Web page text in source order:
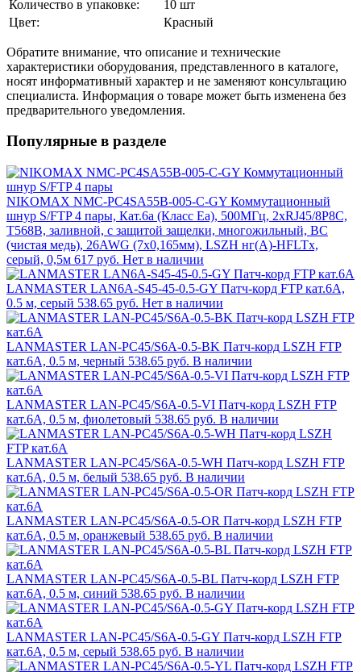
Количество в упаковке:
10 шт
Цвет:
Красный
Обратите внимание, что описание и технические
характеристики оборудования, представленного в каталоге,
носят информативный характер и не заменяют консультацию
специалиста. Информация о товаре может быть изменена без
предварительного уведомления.
Популярные в разделе
NIKOMAX NMC-PC4SA55B-005-C-GY Коммутационный
шнур S/FTP 4 пары, Кат.6a (Класс Ea), 500МГц, 2хRJ45/8P8C,
T568B, заливной, с защитой защелки, многожильный, BC
(чистая медь), 26AWG (7х0,165мм), LSZH нг(А)-HFLTx,
серый, 0,5м 617 руб. Нет в наличии
LANMASTER LAN6A-S45-45-0.5-GY Патч-корд FTP кат.6A,
0.5 м, серый 538.65 руб. Нет в наличии
LANMASTER LAN-PC45/S6A-0.5-BK Патч-корд LSZH FTP
кат.6A, 0.5 м, черный 538.65 руб. В наличии
LANMASTER LAN-PC45/S6A-0.5-VI Патч-корд LSZH FTP
кат.6A, 0.5 м, фиолетовый 538.65 руб. В наличии
LANMASTER LAN-PC45/S6A-0.5-WH Патч-корд LSZH FTP
кат.6A, 0.5 м, белый 538.65 руб. В наличии
LANMASTER LAN-PC45/S6A-0.5-OR Патч-корд LSZH FTP
кат.6A, 0.5 м, оранжевый 538.65 руб. В наличии
LANMASTER LAN-PC45/S6A-0.5-BL Патч-корд LSZH FTP
кат.6A, 0.5 м, синий 538.65 руб. В наличии
LANMASTER LAN-PC45/S6A-0.5-GY Патч-корд LSZH FTP
кат.6A, 0.5 м, серый 538.65 руб. В наличии